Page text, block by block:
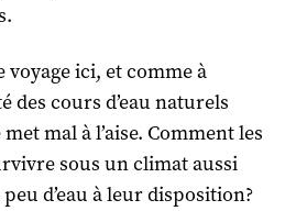
voyage ici, et comme à
des cours d’eau naturels
mal à l’aise. Comment les
sous un climat aussi
d’eau à leur disposition?